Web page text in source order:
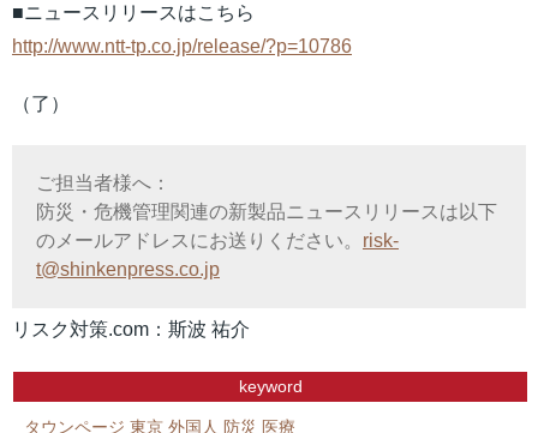
■ニュースリリースはこちら
http://www.ntt-tp.co.jp/release/?p=10786
（了）
ご担当者様へ：
防災・危機管理関連の新製品ニュースリリースは以下
のメールアドレスにお送りください。 risk-
t@shinkenpress.co.jp
リスク対策.com：斯波 祐介
keyword
タウンページ 東京 外国人 防災 医療